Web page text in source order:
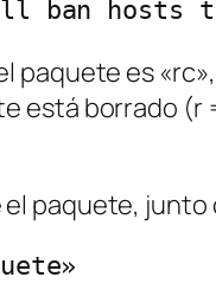
ban hosts
paquete es
está borrado
paquete,